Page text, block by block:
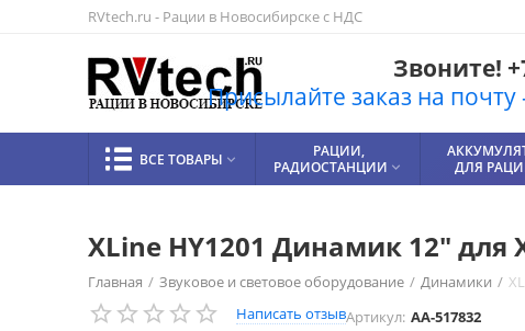
RVtech.ru - Рации в Новосибирске с НДС
Звоните!
Присылайте заказ на
ВСЕ ТОВАРЫ 
РАЦИИ,
РАДИОСТАНЦИИ 
ДЛЯ
XLine HY1201 Динамик 12" для
Главная / Звуковое и световое оборудование / Динамики /
Написать отзывАртикул: AA-517832